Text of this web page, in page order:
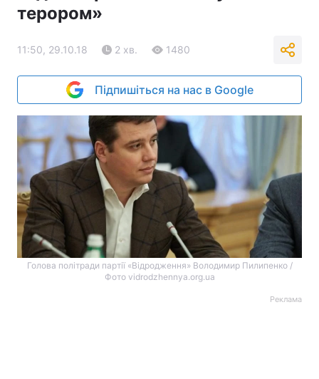
терором»
11:50, 29.10.18 2 хв. 1480
Підпишіться на нас в Google
Голова політради партії «Відродження» Володимир Пилипенко /
Фото vidrodzhennya.org.ua
Реклама